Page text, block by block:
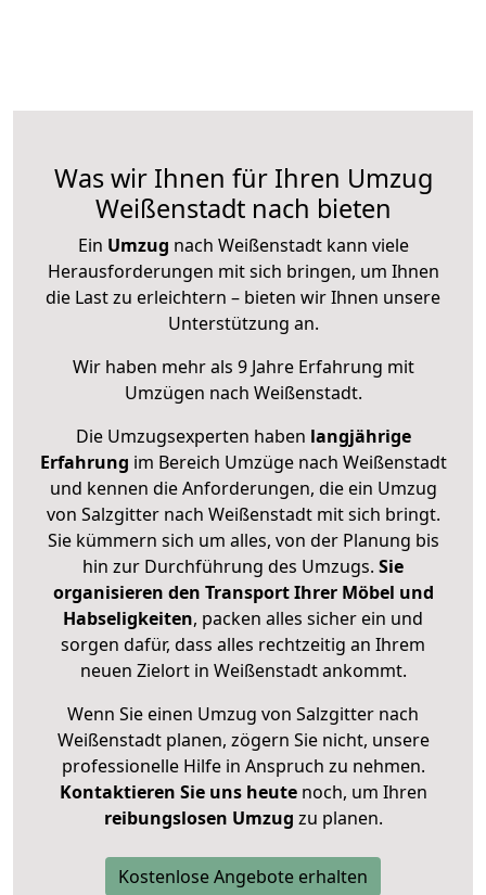
Was wir Ihnen für Ihren Umzug
Weißenstadt nach bieten
Ein Umzug nach Weißenstadt kann viele
Herausforderungen mit sich bringen, um Ihnen
die Last zu erleichtern – bieten wir Ihnen unsere
Unterstützung an.
Wir haben mehr als 9 Jahre Erfahrung mit
Umzügen nach Weißenstadt.
Die Umzugsexperten haben langjährige
Erfahrung im Bereich Umzüge nach Weißenstadt
und kennen die Anforderungen, die ein Umzug
von Salzgitter nach Weißenstadt mit sich bringt.
Sie kümmern sich um alles, von der Planung bis
hin zur Durchführung des Umzugs. Sie
organisieren den Transport Ihrer Möbel und
Habseligkeiten, packen alles sicher ein und
sorgen dafür, dass alles rechtzeitig an Ihrem
neuen Zielort in Weißenstadt ankommt.
Wenn Sie einen Umzug von Salzgitter nach
Weißenstadt planen, zögern Sie nicht, unsere
professionelle Hilfe in Anspruch zu nehmen.
Kontaktieren Sie uns heutenoch, um Ihren
reibungslosen Umzug zu planen.
Kostenlose Angebote erhalten